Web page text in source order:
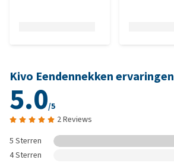
Kivo Eendennekken ervaringen
5.0/5
2 Reviews
5 Sterren
4 Sterren